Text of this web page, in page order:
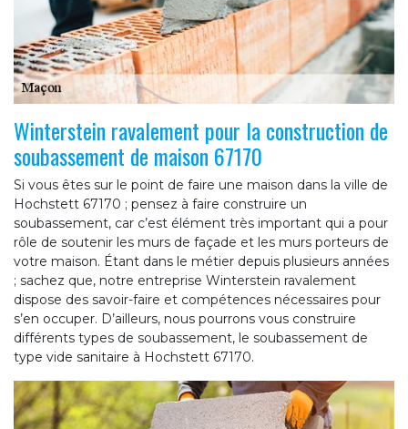
Winterstein ravalement pour la construction de
soubassement de maison 67170
Si vous êtes sur le point de faire une maison dans la ville de
Hochstett 67170 ; pensez à faire construire un
soubassement, car c’est élément très important qui a pour
rôle de soutenir les murs de façade et les murs porteurs de
votre maison. Étant dans le métier depuis plusieurs années
; sachez que, notre entreprise Winterstein ravalement
dispose des savoir-faire et compétences nécessaires pour
s’en occuper. D’ailleurs, nous pourrons vous construire
différents types de soubassement, le soubassement de
type vide sanitaire à Hochstett 67170.